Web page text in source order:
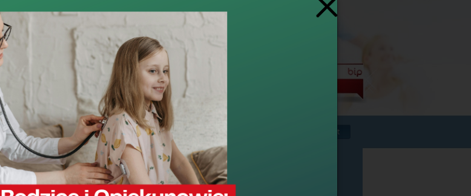
Powrót
Szpitalny Oddział Ratunkowy